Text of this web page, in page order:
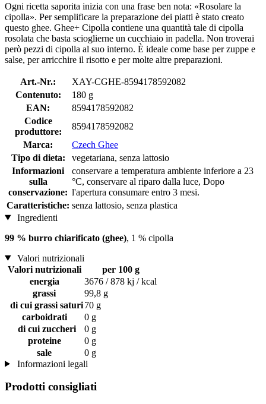
Ogni ricetta saporita inizia con una frase ben nota: «Rosolare la
cipolla». Per semplificare la preparazione dei piatti è stato creato
questo ghee. Ghee+ Cipolla contiene una quantità tale di cipolla
rosolata che basta scioglierne un cucchiaio in padella. Non troverai
però pezzi di cipolla al suo interno. È ideale come base per zuppe e
salse, per arricchire il risotto e per molte altre preparazioni.
Art.-Nr.:
XAY-CGHE-8594178592082
Contenuto:
180 g
EAN:
8594178592082
Codice
produttore:
8594178592082
Marca:
Czech Ghee
Tipo di dieta:
vegetariana, senza lattosio
Informazioni
sulla
conservazione:
conservare a temperatura ambiente inferiore a 23
°C, conservare al riparo dalla luce, Dopo
l'apertura consumare entro 3 mesi.
Caratteristiche: senza lattosio, senza plastica
Ingredienti
99 % burro chiarificato (ghee), 1 % cipolla
Valori nutrizionali
Valori nutrizionali
per 100 g
energia
3676 / 878 kj / kcal
grassi
99,8 g
di cui grassi saturi70 g
carboidrati
0 g
di cui zuccheri
0 g
proteine
0 g
sale
0 g
Informazioni legali
Prodotti consigliati